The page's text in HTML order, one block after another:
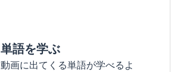
単語を学ぶ
動画に出てくる単語が学べるよ